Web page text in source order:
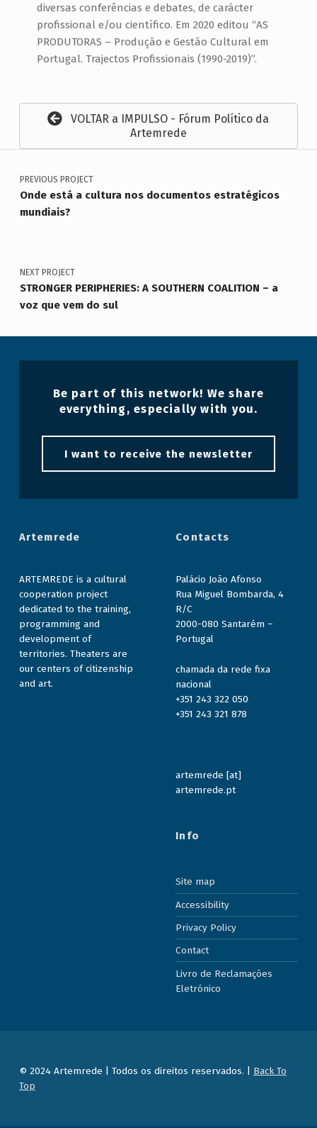
diversas conferências e debates, de carácter
profissional e/ou científico. Em 2020 editou “AS
PRODUTORAS – Produção e Gestão Cultural em
Portugal. Trajectos Profissionais (1990-2019)”.
VOLTAR a IMPULSO - Fórum Político da
Artemrede
Voltar à navegação principal
Navegação de artigos
PREVIOUS PROJECT
Onde está a cultura nos documentos estratégicos
mundiais?
NEXT PROJECT
STRONGER PERIPHERIES: A SOUTHERN COALITION – a
voz que vem do sul
Be part of this network! We share
everything, especially with you.
I want to receive the newsletter
Artemrede
ARTEMREDE is a cultural
cooperation project
dedicated to the training,
programming and
development of
territories. Theaters are
our centers of citizenship
and art.
Contacts
Palácio João Afonso
Rua Miguel Bombarda, 4
R/C
2000-080 Santarém –
Portugal
chamada da rede fixa
nacional
+351 243 322 050
+351 243 321 878
artemrede [at]
artemrede.pt
Info
Site map
Accessibility
Privacy Policy
Contact
Livro de Reclamações
Eletrónico
© 2024 Artemrede | Todos os direitos reservados. | Back To
Top